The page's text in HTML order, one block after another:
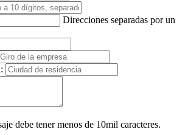
Direcciones separadas por un
debe tener menos de 10mil caracteres.